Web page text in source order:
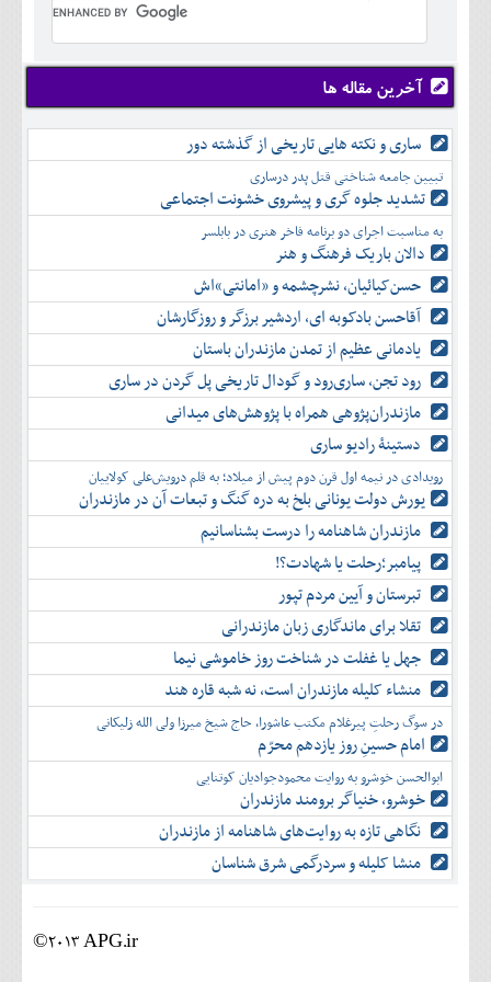
دی
بهمن
اسفند
آبان
آذر
دی
بهمن
اسفند
شهريور
مهر
آبان
آذر
دی
بهمن
اسفند
تير
مرداد
شهريور
مهر
آبان
آذر
دی
بهمن
اسفند
آخرین مقاله ها
ساری و نکته هایی تاریخی از گذشته دور
تبیین جامعه شناختی قتل پدر درساری
تشدید جلوه‌ گری و پیشروی خشونت اجتماعی
به مناسبت اجرای دو برنامه فاخر هنری در بابلسر
دالان باریک فرهنگ و هنر
حسن‌کیائیان، نشرچشمه و «امانتی»اش
آقاحسن بادکوبه ای، اردشیر برزگر و روزگارشان
یادمانی عظیم از تمدن مازندران باستان
رود تجن، ساری‌رود و گودال تاریخی پل گردن در ساری
مازندران‌پژوهی همراه با پژوهش‌های میدانی
دستینۀ رادیو ساری
رویدادی در نیمه اول قرن دوم پیش از میلاد؛ به قلم درویش‌علی کولاییان
یورش دولت یونانی بلخ به دره گنگ و تبعات آن در مازندران
مازندران شاهنامه را درست بشناسانیم
پیامبر؛رحلت یا شهادت؟!
تبرستان و آیین مردم تپور
تقلا برای ماندگاری زبان مازندرانی
جهل یا غفلت در شناخت روز خاموشی نیما
منشاء کلیله مازندران است، نه شبه قاره هند
در سوگ رحلتِ پیرغلام مکتب عاشورا، حاج شیخ میرزا ولی الله زلیکانی
امام حسینِ روز یازدهم محرّم
ابوالحسن خوشرو به روایت محمودجوادیان کوتنایی
خوشرو، خنياگر برومند مازندران
نگاهی تازه به روایت‌های شاهنامه از مازندران
منشا کلیله و سردرگمی شرق شناسان
©2013 APG.ir